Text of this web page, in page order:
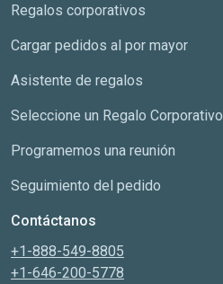
Regalos corporativos
Cargar pedidos al por mayor
Asistente de regalos
Seleccione un Regalo Corporativo
Programemos una reunión
Seguimiento del pedido
Contáctanos
+1-888-549-8805
+1-646-200-5778